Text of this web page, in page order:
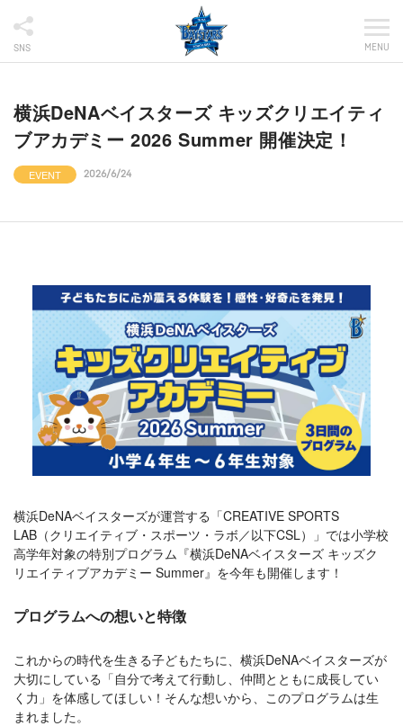
SNS MENU
横浜DeNAベイスターズ キッズクリエイティ
ブアカデミー 2026 Summer 開催決定！
EVENT 2026/6/24
横浜DeNAベイスターズが運営する「CREATIVE SPORTS
LAB（クリエイティブ・スポーツ・ラボ／以下CSL）」では小学校
高学年対象の特別プログラム『横浜DeNAベイスターズ キッズク
リエイティブアカデミー Summer』を今年も開催します！
プログラムへの想いと特徴
これからの時代を生きる子どもたちに、横浜DeNAベイスターズが
大切にしている「自分で考えて行動し、仲間とともに成長してい
く力」を体感してほしい！そんな想いから、このプログラムは生
まれました。